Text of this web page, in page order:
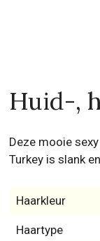
Huid-,
Deze mooie
Turkey is slank
Haarkleur
Haartype